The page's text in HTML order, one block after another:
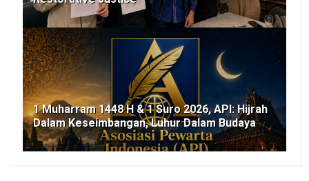
1 Muharram 1448 H & 1 Suro 2026, API: Hijrah
Dalam Keseimbangan, Luhur Dalam Budaya